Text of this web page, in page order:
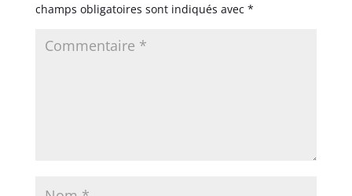
champs obligatoires sont indiqués avec *